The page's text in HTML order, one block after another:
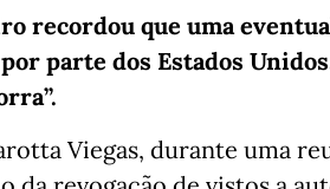
recordou que uma
parte dos Estados
Viegas, durante uma